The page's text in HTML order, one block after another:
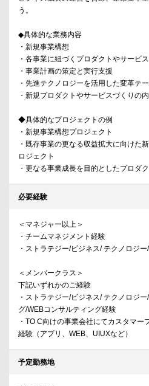
う。
◆具体的な業務内容
・新規事業構想
・各事業に紐づくプロダクトやサービ
・事業計画の策定と実行支援
・先進テクノロジーを活用した変革テ
・新規プロダクトやサービスづくりの
◆具体的なプロジェクトの例
・新規事業構想プロジェクト
・既存事業の更なる収益拡大に向けた
ロジェクト
・更なる事業成長を目的としたプロダ
必要経験
＜マネジャー以上＞
・チームマネジメント経験
・ストラテジー/ビジネス/ テクノロジ
＜メンバークラス＞
下記いずれかのご経験
・ストラテジー/ビジネス/ テクノロジ
グ/WEBコンサルティング経験
・TO C向けの事業会社にてカスタマ
経験（アプリ、WEB、UIUXなど）
予定勤務地